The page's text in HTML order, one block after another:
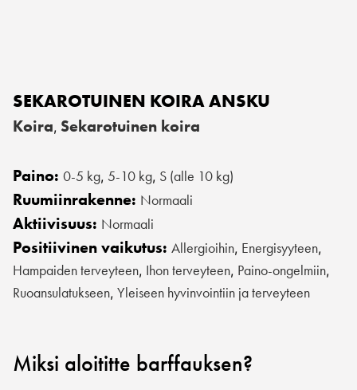
SEKAROTUINEN KOIRA ANSKU
Koira, Sekarotuinen koira
Paino: 0-5 kg, 5-10 kg, S (alle 10 kg)
Ruumiinrakenne: Normaali
Aktiivisuus: Normaali
Positiivinen vaikutus: Allergioihin, Energisyyteen,
Hampaiden terveyteen, Ihon terveyteen, Paino-ongelmiin,
Ruoansulatukseen, Yleiseen hyvinvointiin ja terveyteen
Miksi aloititte barffauksen?